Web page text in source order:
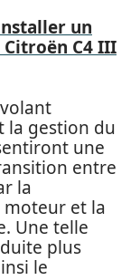
un
C4 III
la gestion du
une
entre
la
moteur et la
Une telle
plus
le